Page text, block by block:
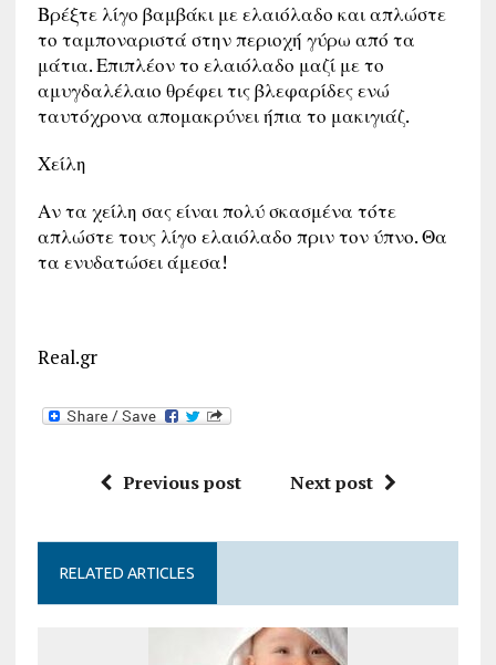
Βρέξτε λίγο βαμβάκι με ελαιόλαδο και απλώστε
το ταμποναριστά στην περιοχή γύρω από τα
μάτια. Επιπλέον το ελαιόλαδο μαζί με το
αμυγδαλέλαιο θρέφει τις βλεφαρίδες ενώ
ταυτόχρονα απομακρύνει ήπια το μακιγιάζ.
Χείλη
Αν τα χείλη σας είναι πολύ σκασμένα τότε
απλώστε τους λίγο ελαιόλαδο πριν τον ύπνο. Θα
τα ενυδατώσει άμεσα!
Real.gr
Previous post Next post
RELATED ARTICLES